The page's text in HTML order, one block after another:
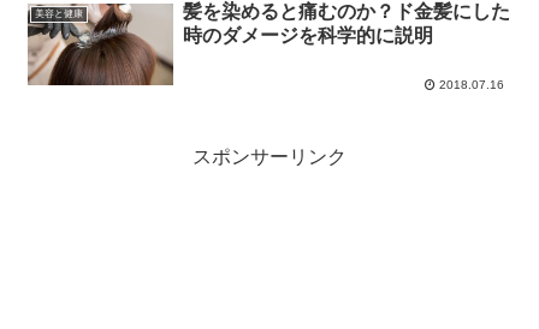
美容と健康
髪を染めると痛むのか？ド金髪にした
時のダメージを科学的に説明
2018.07.16
スポンサーリンク